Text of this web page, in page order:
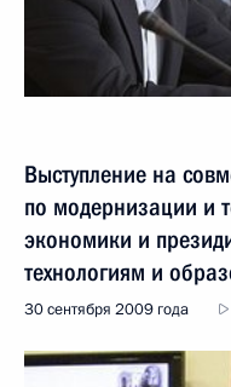
Выступление на
по модернизации и
экономики и
технологиям и
30 сентября 2009 года